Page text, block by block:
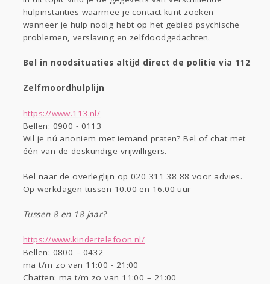
Actueel Entertainment
Kinderen
Zwanger
Psyche
Sport Contact Viva zoekt
Aangeboden
Gevraagd
Horen Doen
Lezen
hulpinstanties waarmee je contact kunt zoeken
wanneer je hulp nodig hebt op het gebied psychische
problemen, verslaving en zelfdoodgedachten.
Bel in noodsituaties altijd direct de politie via 112
Zelfmoordhulplijn
https://www.113.nl/
Bellen: 0900 - 0113
Wil je nú anoniem met iemand praten? Bel of chat met
één van de deskundige vrijwilligers.
Bel naar de overleglijn op 020 311 38 88 voor advies.
Op werkdagen tussen 10.00 en 16.00 uur
Tussen 8 en 18 jaar?
https://www.kindertelefoon.nl/
Bellen: 0800 – 0432
ma t/m zo van 11:00 - 21:00
Chatten: ma t/m zo van 11:00 – 21:00